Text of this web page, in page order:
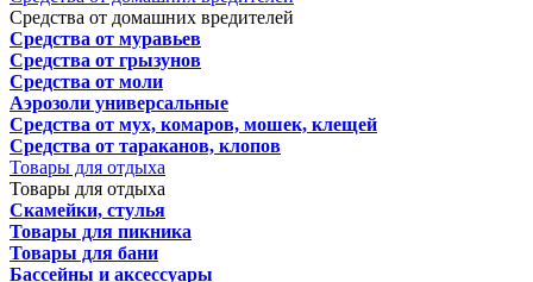
Средства от домашних вредителей
Средства от муравьев
Средства от грызунов
Средства от моли
Аэрозоли универсальные
Средства от мух, комаров, мошек, клещей
Средства от тараканов, клопов
Товары для отдыха
Товары для отдыха
Скамейки, стулья
Товары для пикника
Товары для бани
Бассейны и аксессуары